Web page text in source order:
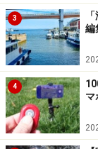
び、意図的に
ニックとなり
起こさないで
す。
また、動感写真
ドを使えば躍動
3
編
4
マ